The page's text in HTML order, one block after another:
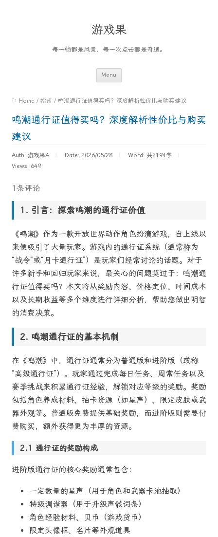
游戏果
每一帧都是风景，每一次点击都是奇遇。
Menu
content
⚐ Home / 指南 / 鸣潮通行证值得买吗？深度解析性价比与购买建议
鸣潮通行证值得买吗？深度解析性价比与购买
建议
Auth: 游戏果A Date: 2026/05/28 Word: 共2194字
Views: 649
1条评论
引言：探索鸣潮的通行证价值
《鸣潮》作为一款开放世界动作角色扮演游戏，自上线以
来便吸引了大量玩家。游戏内的通行证系统（通常称为
“战令”或“月卡通行证”）是玩家们经常讨论的话题。对于
许多新手和回归玩家来说，最关心的问题莫过于：鸣潮通
行证值得买吗？本文将从奖励内容、价格定位、时间成本
以及长期收益等多个维度进行详细分析，帮助您做出明智
的消费决策。
鸣潮通行证的基本机制
在《鸣潮》中，通行证通常分为普通版和进阶版（或称
“高级通行证”）。玩家通过完成每日任务、周常任务以及
赛季挑战来积累通行证经验，解锁对应等级的奖励。奖励
包括角色养成材料、抽卡资源（如星声）、限定皮肤或武
器外观等。普通版免费提供基础奖励，而进阶版则需要付
费购买，额外获得更为丰厚的资源。
通行证的奖励构成
进阶版通行证的核心奖励通常包含：
一定数量的星声（用于角色和武器卡池抽取）
特级调谐器（用于升级声骸词条）
角色经验材料、贝币（游戏货币）
限定头像框、名片等外观道具